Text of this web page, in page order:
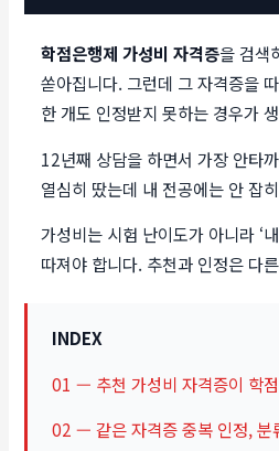
학점은행제 가성비 자격증을 검색
쏟아집니다. 그런데 그 자격증을
한 개도 인정받지 못하는 경우가
12년째 상담을 하면서 가장 안타
열심히 땄는데 내 전공에는 안 잡
가성비는 시험 난이도가 아니라 ‘
따져야 합니다. 추천과 인정은 다
INDEX
01 — 추천 가성비 자격증이 학
02 — 같은 자격증 중복 인정, 분